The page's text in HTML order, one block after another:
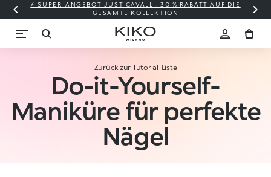
⚡ SUPER-ANGEBOT JUST CAVALLI: 30 % RABATT AUF DIE
GESAMTE KOLLEKTION
Zurück zur Tutorial-Liste
Do-it-Yourself-
Maniküre für perfekte
Nägel